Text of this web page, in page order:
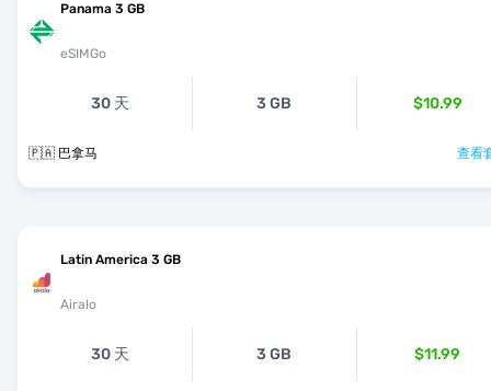
Panama 3 GB
eSIMGo
30 天 3 GB $10.99
🇵🇦 巴拿马 查看
Latin America 3 GB
Airalo
30 天 3 GB $11.99